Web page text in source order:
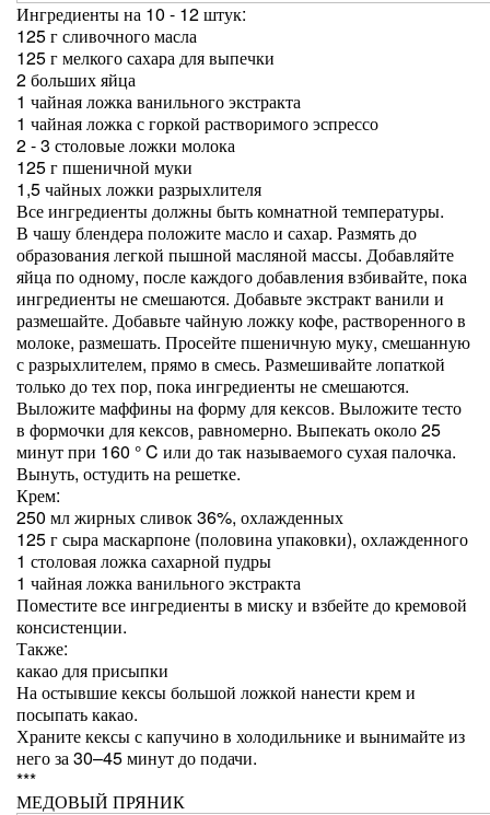
Ингредиенты на 10 - 12 штук:
125 г сливочного масла
125 г мелкого сахара для выпечки
2 больших яйца
1 чайная ложка ванильного экстракта
1 чайная ложка с горкой растворимого эспрессо
2 - 3 столовые ложки молока
125 г пшеничной муки
1,5 чайных ложки разрыхлителя
Все ингредиенты должны быть комнатной температуры.
В чашу блендера положите масло и сахар. Размять до
образования легкой пышной масляной массы. Добавляйте
яйца по одному, после каждого добавления взбивайте, пока
ингредиенты не смешаются. Добавьте экстракт ванили и
размешайте. Добавьте чайную ложку кофе, растворенного в
молоке, размешать. Просейте пшеничную муку, смешанную
с разрыхлителем, прямо в смесь. Размешивайте лопаткой
только до тех пор, пока ингредиенты не смешаются.
Выложите маффины на форму для кексов. Выложите тесто
в формочки для кексов, равномерно. Выпекать около 25
минут при 160 ° C или до так называемого сухая палочка.
Вынуть, остудить на решетке.
Крем:
250 мл жирных сливок 36%, охлажденных
125 г сыра маскарпоне (половина упаковки), охлажденного
1 столовая ложка сахарной пудры
1 чайная ложка ванильного экстракта
Поместите все ингредиенты в миску и взбейте до кремовой
консистенции.
Также:
какао для присыпки
На остывшие кексы большой ложкой нанести крем и
посыпать какао.
Храните кексы с капучино в холодильнике и вынимайте из
него за 30–45 минут до подачи.
***
МЕДОВЫЙ ПРЯНИК